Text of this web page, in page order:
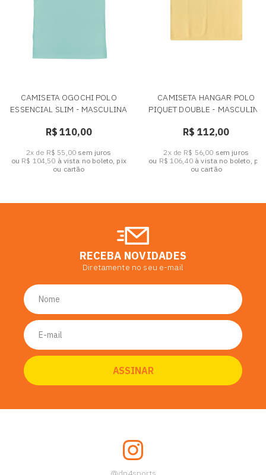
CAMISETA OGOCHI POLO
ESSENCIAL SLIM - MASCULINA
R$ 110,00
2x de R$ 55,00 sem juros
ou R$ 104,50 à vista no boleto, pix
ou cartão
CAMISETA HANGAR POLO
PIQUET DOUBLE - MASCULINA
R$ 112,00
2x de R$ 56,00 sem juros
ou R$ 106,40à vista no boleto, pix
ou cartão
RECEBA NOVIDADES
Diretamente no seu e-mail